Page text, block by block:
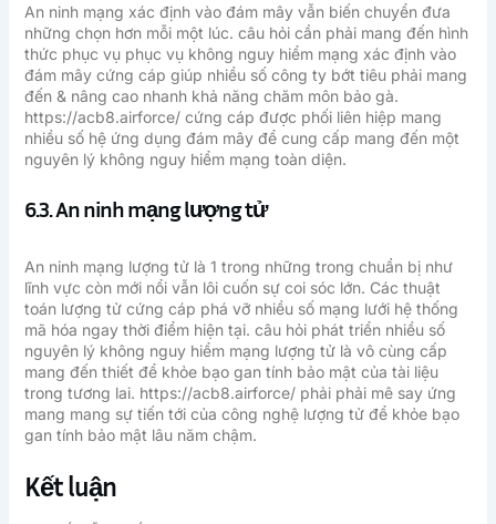
An ninh mạng xác định vào đám mây vẫn biến chuyển đưa
những chọn hơn mỗi một lúc. câu hỏi cần phải mang đến hình
thức phục vụ phục vụ không nguy hiểm mạng xác định vào
đám mây cứng cáp giúp nhiều số công ty bớt tiêu phải mang
đến & nâng cao nhanh khả năng chăm môn bảo gà.
https://acb8.airforce/ cứng cáp được phối liên hiệp mang
nhiều số hệ ứng dụng đám mây để cung cấp mang đến một
nguyên lý không nguy hiểm mạng toàn diện.
6.3. An ninh mạng lượng tử
An ninh mạng lượng tử là 1 trong những trong chuẩn bị như
lĩnh vực còn mới nổi vẫn lôi cuốn sự coi sóc lớn. Các thuật
toán lượng tử cứng cáp phá vỡ nhiều số mạng lưới hệ thống
mã hóa ngay thời điểm hiện tại. câu hỏi phát triển nhiều số
nguyên lý không nguy hiểm mạng lượng tử là vô cùng cấp
mang đến thiết để khỏe bạo gan tính bảo mật của tài liệu
trong tương lai. https://acb8.airforce/ phải phải mê say ứng
mang mang sự tiến tới của công nghệ lượng tử để khỏe bạo
gan tính bảo mật lâu năm chậm.
Kết luận